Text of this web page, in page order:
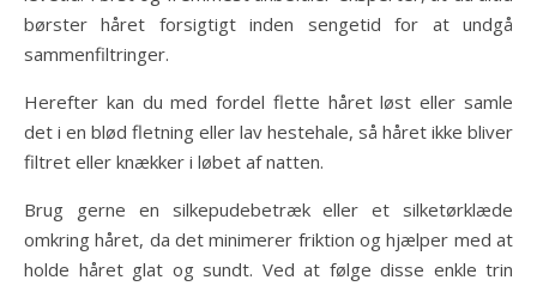
børster håret forsigtigt inden sengetid for at undgå
sammenfiltringer.
Herefter kan du med fordel flette håret løst eller samle
det i en blød fletning eller lav hestehale, så håret ikke bliver
filtret eller knækker i løbet af natten.
Brug gerne en silkepudebetræk eller et silketørklæde
omkring håret, da det minimerer friktion og hjælper med at
holde håret glat og sundt. Ved at følge disse enkle trin